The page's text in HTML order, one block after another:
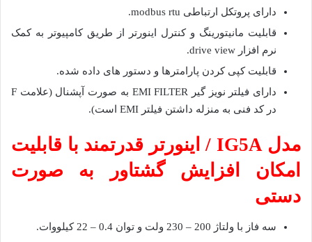
دارای پروتکل ارتباطی modbus rtu.
قابلیت مانیتورینگ و کنترل اینورتر از طریق کامپیوتر به کمک
نرم افزار drive view.
قابلیت کپی کردن پارامترها و دستور های داده شده.
دارای فیلتر نویز گیر EMI FILTER به صورت آپشنال (علامت F
در کد فنی به منزله داشتن فیلتر EMI است).
مدل IG5A / اینورتر قدرتمند با قابلیت
امکان افزایش گشتاور به صورت
دستی
سه فاز با ولتاژ 200 – 230 ولت و توان 0.4 – 22 کیلووات.